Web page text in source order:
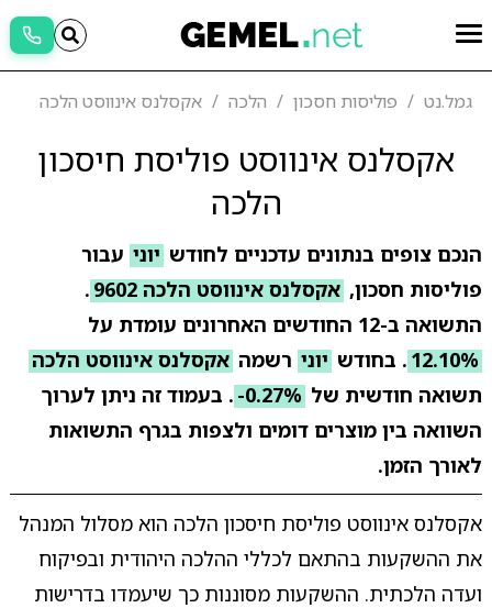
גמל.נט פוליסות חסכון הלכה אקסלנס אינווסט הלכה
אקסלנס אינווסט פוליסת חיסכון
הלכה
הנכם צופים בנתונים עדכניים לחודש יוני עבור
פוליסות חסכון, אקסלנס אינווסט הלכה 9602
.
התשואה ב-12 החודשים האחרונים עומדת על
12.10% . בחודש יוני רשמה אקסלנס אינווסט הלכה
תשואה חודשית של -0.27% . בעמוד זה ניתן לערוך
השוואה בין מוצרים דומים ולצפות בגרף התשואות
לאורך הזמן.
אקסלנס אינווסט פוליסת חיסכון הלכה הוא מסלול המנהל
את ההשקעות בהתאם לכללי ההלכה היהודית ובפיקוח
ועדה הלכתית. ההשקעות מסוננות כך שיעמדו בדרישות